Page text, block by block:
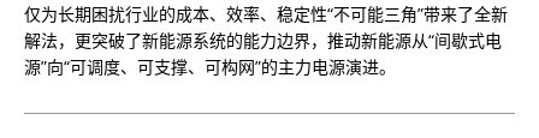
仅为长期困扰行业的成本、效率、稳定性“不可能三角”带来了全新
解法，更突破了新能源系统的能力边界，推动新能源从“间歇式电
源”向“可调度、可支撑、可构网”的主力电源演进。